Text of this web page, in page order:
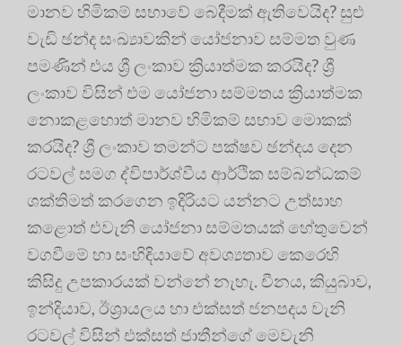
මානව හිමිකම් සභාවේ බෙදීමක් ඇතිවෙයිද? සුළු
වැඩි ඡන්ද සංඛ්‍යාවකින් යෝජනාව සම්මත වුණ
පමණින් එය ශ්‍රී ලංකාව ක්‍රියාත්මක කරයිද? ශ්‍රී
ලංකාව විසින් එම යෝජනා සම්මතය ක්‍රියාත්මක
නොකළහොත් මානව හිමිකම් සභාව මොකක්
කරයිද? ශ්‍රී ලංකාව තමන්ට පක්ෂව ඡන්දය දෙන
රටවල් සමග ද්විපාර්ශ්වීය ආර්ථික සම්බන්ධකම්
ශක්තිමත් කරගෙන ඉදිරියට යන්නට උත්සාහ
කළොත් එවැනි යෝජනා සම්මතයක් හේතුවෙන්
වගවීමේ හා සංහිඳියාවේ අවශ්‍යතාව කෙරෙහි
කිසිදු උපකාරයක් වන්නේ නැහැ. චීනය, කියුබාව,
ඉන්දියාව, ඊශ්‍රායලය හා එක්සත් ජනපදය වැනි
රටවල් විසින් එක්සත් ජාතීන්ගේ මෙවැනි